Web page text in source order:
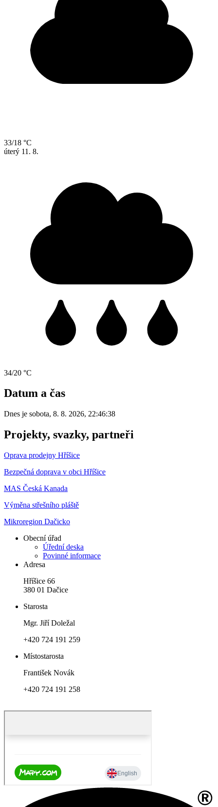
33/18 °C
úterý 11. 8.
34/20 °C
Datum a čas
Dnes je sobota, 8. 8. 2026, 22:46:38
Projekty, svazky, partneři
Oprava prodejny Hříšice
Bezpečná doprava v obci Hříšice
MAS Česká Kanada
Výměna střešního pláště
Mikroregion Dačicko
Obecní úřad
Úřední deska
Povinné informace
Adresa
Hříšice 66
380 01 Dačice
Starosta
Mgr. Jiří Doležal
+420 724 191 259
Místostarosta
František Novák
+420 724 191 258